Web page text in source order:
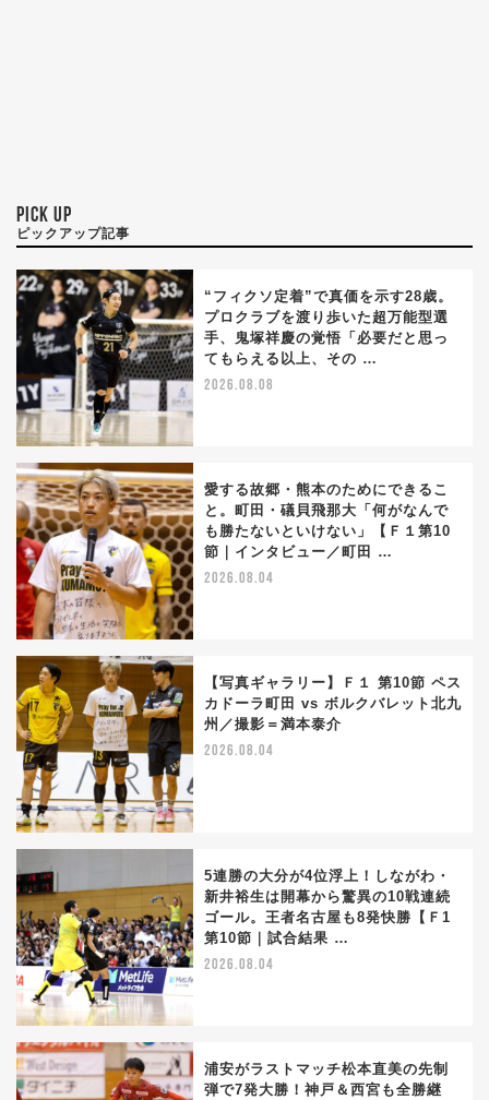
PICK UP
ピックアップ記事
“フィクソ定着”で真価を示す28歳。
プロクラブを渡り歩いた超万能型選
手、鬼塚祥慶の覚悟「必要だと思っ
てもらえる以上、その …
2026.08.08
愛する故郷・熊本のためにできるこ
と。町田・礒貝飛那大「何がなんで
も勝たないといけない」【Ｆ１第10
節｜インタビュー／町田 …
2026.08.04
【写真ギャラリー】Ｆ１ 第10節 ペス
カドーラ町田 vs ボルクバレット北九
州／撮影＝満本泰介
2026.08.04
5連勝の大分が4位浮上！しながわ・
新井裕生は開幕から驚異の10戦連続
ゴール。王者名古屋も8発快勝【Ｆ1
第10節｜試合結果 …
2026.08.04
浦安がラストマッチ松本直美の先制
弾で7発大勝！神戸＆西宮も全勝継